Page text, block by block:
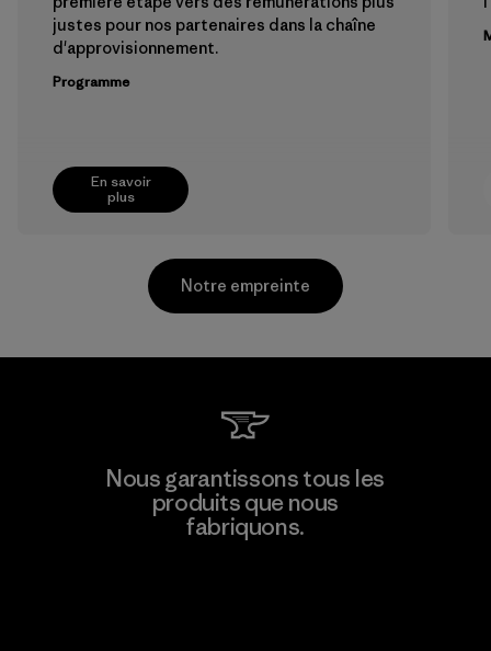
En savoir
plus
justes pour nos partenaires dans la chaîne
d'approvisionnement.
Programme
MAS Active (Pvt) Ltd. - Asialine
Notre empreinte
Nous garantissons tous les
produits que nous
fabriquons.